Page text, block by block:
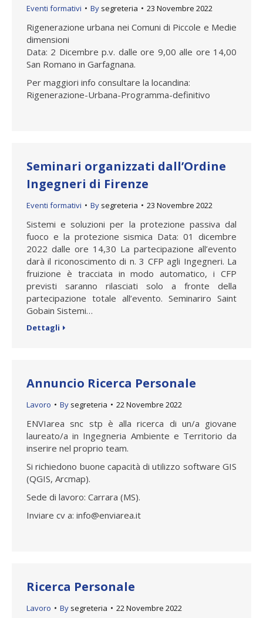
Eventi formativi By segreteria 23 Novembre 2022
Rigenerazione urbana nei Comuni di Piccole e Medie
dimensioni
Data: 2 Dicembre p.v. dalle ore 9,00 alle ore 14,00
San Romano in Garfagnana.
Per maggiori info consultare la locandina:
Rigenerazione-Urbana-Programma-definitivo
Seminari organizzati dall’Ordine
Ingegneri di Firenze
Eventi formativi By segreteria 23 Novembre 2022
Sistemi e soluzioni per la protezione passiva dal
fuoco e la protezione sismica Data: 01 dicembre
2022 dalle ore 14,30 La partecipazione all’evento
darà il riconoscimento di n. 3 CFP agli Ingegneri. La
fruizione è tracciata in modo automatico, i CFP
previsti saranno rilasciati solo a fronte della
partecipazione totale all’evento. Seminariro Saint
Gobain Sistemi…
Dettagli
Annuncio Ricerca Personale
Lavoro By segreteria 22 Novembre 2022
ENVIarea snc stp è alla ricerca di un/a giovane
laureato/a in Ingegneria Ambiente e Territorio da
inserire nel proprio team.
Si richiedono buone capacità di utilizzo software GIS
(QGIS, Arcmap).
Sede di lavoro: Carrara (MS).
Inviare cv a: info@enviarea.it
Ricerca Personale
Lavoro By segreteria 22 Novembre 2022